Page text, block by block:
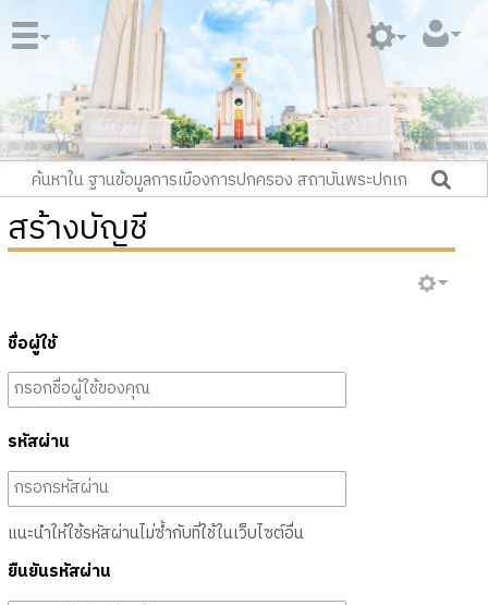
สร้างบัญชี
ชื่อผู้ใช้
รหัสผ่าน
แนะนำให้ใช้รหัสผ่านไม่ซ้ำกับที่ใช้ในเว็บไซต์อื่น
ยืนยันรหัสผ่าน